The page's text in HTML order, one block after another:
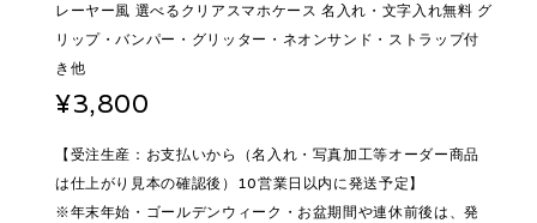
レーヤー風 選べるクリアスマホケース 名入れ・文字入れ無料 グ
リップ・バンパー・グリッター・ネオンサンド・ストラップ付
き他
¥3,800
【受注生産：お支払いから（名入れ・写真加工等オーダー商品
は仕上がり見本の確認後）10営業日以内に発送予定】
※年末年始・ゴールデンウィーク・お盆期間や連休前後は、発